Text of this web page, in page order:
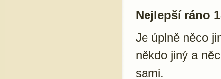
Nejlepší ráno
Je úplně něco
někdo jiný a
sami.